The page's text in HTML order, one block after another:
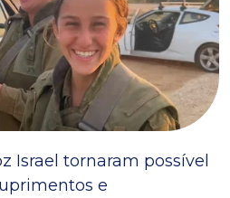
Israel tornaram possível
e